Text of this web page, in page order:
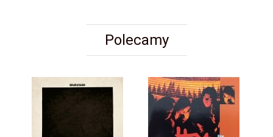
Polecamy